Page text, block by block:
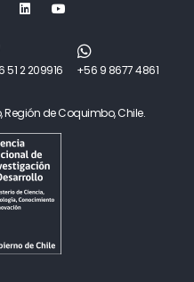
51 2 209916 +56 9 8677 4861
Región de Coquimbo, Chile.